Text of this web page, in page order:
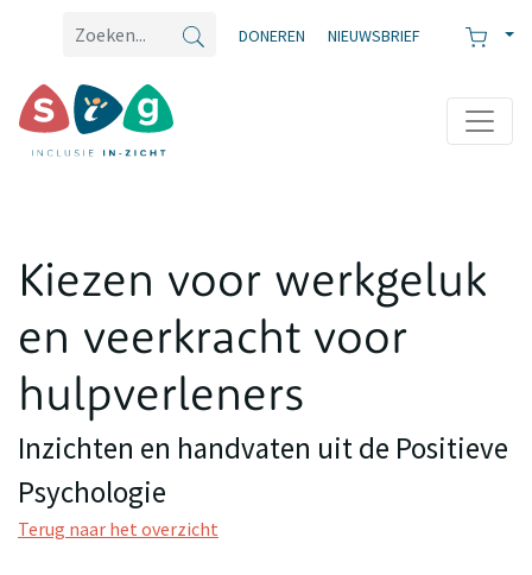
DONEREN NIEUWSBRIEF
Kiezen voor werkgeluk
en veerkracht voor
hulpverleners
Inzichten en handvaten uit de Positieve
Psychologie
Terug naar het overzicht